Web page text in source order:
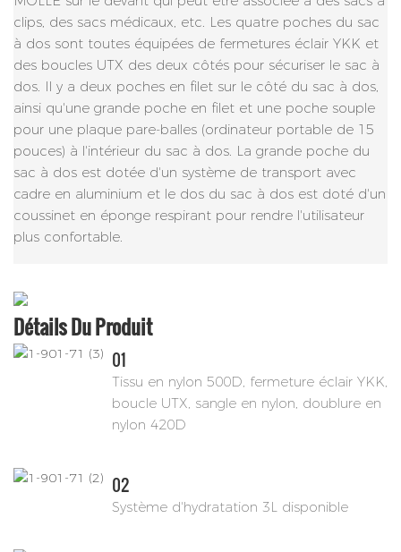
clips, des sacs médicaux, etc. Les quatre poches du sac
à dos sont toutes équipées de fermetures éclair YKK et
des boucles UTX des deux côtés pour sécuriser le sac à
dos. Il y a deux poches en filet sur le côté du sac à dos,
ainsi qu'une grande poche en filet et une poche souple
pour une plaque pare-balles (ordinateur portable de 15
pouces) à l'intérieur du sac à dos. La grande poche du
sac à dos est dotée d'un système de transport avec
cadre en aluminium et le dos du sac à dos est doté d'un
coussinet en éponge respirant pour rendre l'utilisateur
plus confortable.
Détails Du Produit
01
Tissu en nylon 500D, fermeture éclair YKK,
boucle UTX, sangle en nylon, doublure en
nylon 420D
02
Système d'hydratation 3L disponible